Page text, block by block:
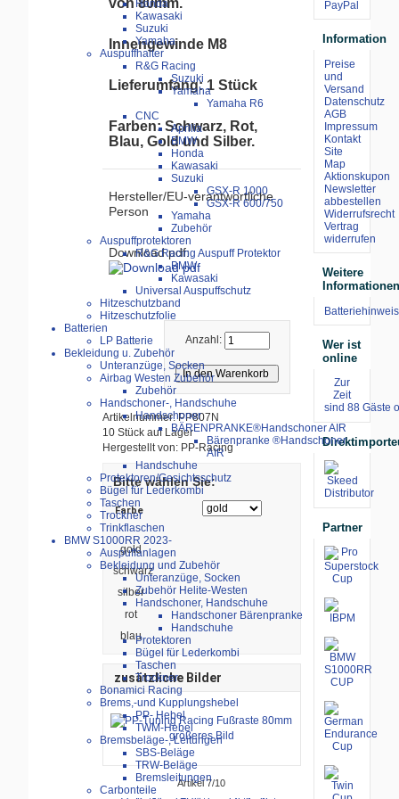
Honda
Kawasaki
Suzuki
Yamaha
Auspuffhalter
R&G Racing
Suzuki
Yamaha
Yamaha R6
CNC
Aprilia
BMW
Honda
Kawasaki
Suzuki
GSX-R 1000
GSX-R 600/750
Yamaha
Zubehör
Auspuffprotektoren
R&G Racing Auspuff Protektor
BMW
Kawasaki
Universal Auspuffschutz
Hitzeschutzband
Hitzeschutzfolie
Batterien
LP Batterie
Bekleidung u. Zubehör
Unteranzüge, Socken
Airbag Westen Zubehör
Zubehör
Handschoner-, Handschuhe
Handschoner
BÄRENPRANKE®Handschoner AIR
Bärenpranke ®Handschoner
AIR
Handschuhe
Protektoren/Gesichtsschutz
Bügel für Lederkombi
Taschen
Trockner
Trinkflaschen
BMW S1000RR 2023-
Auspuffanlagen
Bekleidung und Zubehör
Unteranzüge, Socken
Zubehör Helite-Westen
Handschoner, Handschuhe
Handschoner Bärenpranke
Handschuhe
Protektoren
Bügel für Lederkombi
Taschen
Trockner
Bonamici Racing
Brems,-und Kupplungshebel
PP- Hebel
TWM-Hebel
Bremsbeläge-, Leitungen
SBS-Beläge
TRW-Beläge
Bremsleitungen
Carbonteile
von 80mm.
Innengewinde M8
Lieferumfang: 1 Stück
Farben: Schwarz, Rot,
Blau, Gold und Silber.
Hersteller/EU-verantwortliche
Person
Download pdf:
Anzahl:
Artikelnummer: PP807N
10 Stück auf Lager
Hergestellt von: PP-Racing
Bitte wählen Sie:
Farbe
gold
schwarz
silber
rot
blau
zusätzliche Bilder
größeres Bild
Artikel 7/10
Information
Preise
und
Versand
Datenschutz
AGB
Impressum
Kontakt
Site
Map
Aktionskupon
Newsletter
abbestellen
Widerrufsrecht
Vertrag
widerrufen
Weitere
Batteriehinweis
Wer ist
online
Zur
Zeit
sind 88 Gäste
Partner